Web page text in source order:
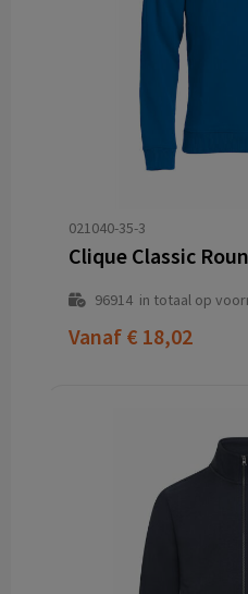
021040-35-3
Clique Classic
96914in totaal op
Vanaf € 18,02